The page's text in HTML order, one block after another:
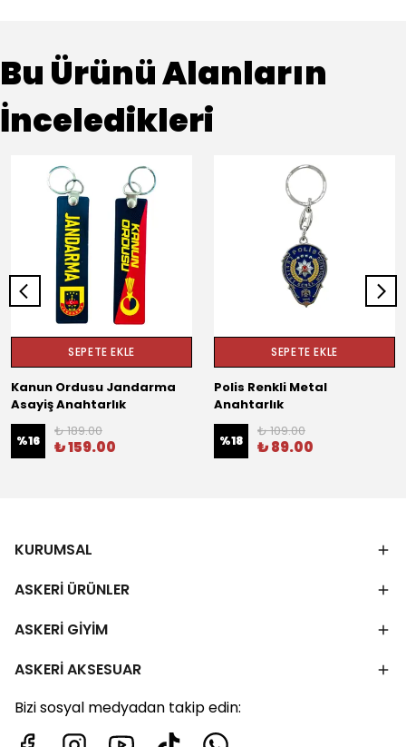
Bu Ürünü Alanların
İnceledikleri
SEPETE EKLE
Kanun Ordusu Jandarma
Asayiş Anahtarlık
%16
₺ 189.00
₺ 159.00
SEPETE EKLE
Polis Renkli Metal
Anahtarlık
%18
₺ 109.00
₺ 89.00
KURUMSAL
ASKERİ ÜRÜNLER
ASKERİ GİYİM
ASKERİ AKSESUAR
Bizi sosyal medyadan takip edin: